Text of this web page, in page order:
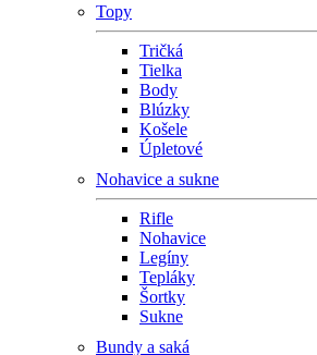
Topy
Tričká
Tielka
Body
Blúzky
Košele
Úpletové
Nohavice a sukne
Rifle
Nohavice
Legíny
Tepláky
Šortky
Sukne
Bundy a saká